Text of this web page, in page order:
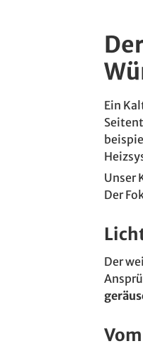
Ein
Unser
Der
Der